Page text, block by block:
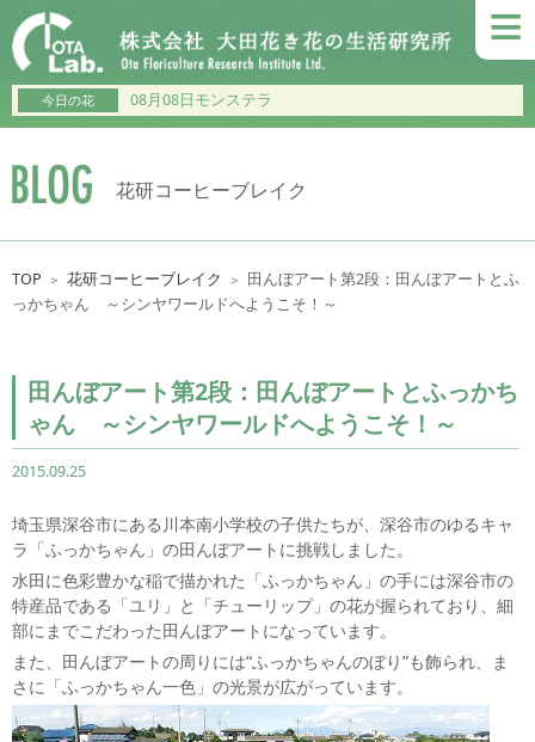
≡
今日の花 08月08日モンステラ
花研コーヒーブレイク
TOP ＞ 花研コーヒーブレイク ＞ 田んぼアート第2段：田んぼアートとふ
っかちゃん ～シンヤワールドへようこそ！～
田んぼアート第2段：田んぼアートとふっかち
ゃん ～シンヤワールドへようこそ！～
2015.09.25
埼玉県深谷市にある川本南小学校の子供たちが、深谷市のゆるキャ
ラ「ふっかちゃん」の田んぼアートに挑戦しました。
水田に色彩豊かな稲で描かれた「ふっかちゃん」の手には深谷市の
特産品である「ユリ」と「チューリップ」の花が握られており、細
部にまでこだわった田んぼアートになっています。
また、田んぼアートの周りには“ふっかちゃんのぼり”も飾られ、ま
さに「ふっかちゃん一色」の光景が広がっています。